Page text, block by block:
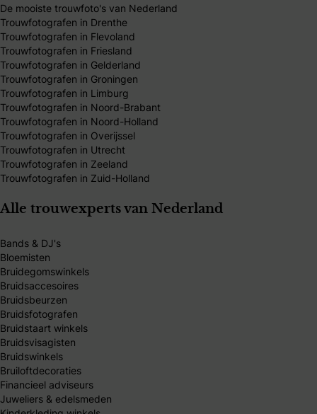
De mooiste trouwfoto's van Nederland
Trouwfotografen in Drenthe
Trouwfotografen in Flevoland
Trouwfotografen in Friesland
Trouwfotografen in Gelderland
Trouwfotografen in Groningen
Trouwfotografen in Limburg
Trouwfotografen in Noord-Brabant
Trouwfotografen in Noord-Holland
Trouwfotografen in Overijssel
Trouwfotografen in Utrecht
Trouwfotografen in Zeeland
Trouwfotografen in Zuid-Holland
Alle trouwexperts van Nederland
Bands & DJ's
Bloemisten
Bruidegomswinkels
Bruidsaccesoires
Bruidsbeurzen
Bruidsfotografen
Bruidstaart winkels
Bruidsvisagisten
Bruidswinkels
Bruiloftdecoraties
Financieel adviseurs
Juweliers & edelsmeden